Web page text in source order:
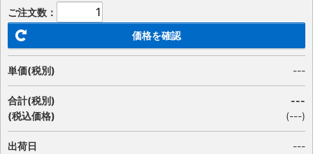
ご注文数：
価格を確認
単価(税別) ---
合計(税別)
(税込価格)
---
(---)
出荷日
---